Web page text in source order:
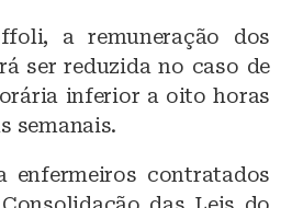
a remuneração dos
ser reduzida no caso de
inferior a oito horas
semanais.
enfermeiros contratados